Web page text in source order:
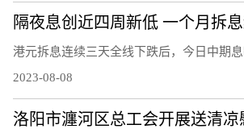
隔夜息创近四周新低 一个月拆
港元拆息连续三天全线下跌后，今日中期
2023-08-08
洛阳市瀍河区总工会开展送清凉